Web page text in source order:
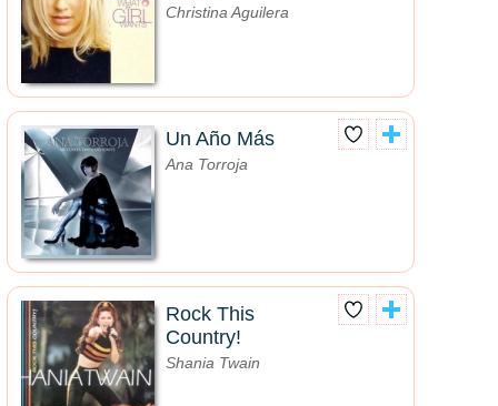
Christina Aguilera
Un Año Más
Ana Torroja
Rock This
Country!
Shania Twain